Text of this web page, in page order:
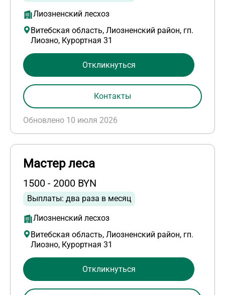
Лиозненский лесхоз
Витебская область, Лиозненский район, гп.
Лиозно, Курортная 31
Обновлено 10 июля 2026
Откликнуться
Контакты
Мастер леса
1500 - 2000 BYN
Выплаты: два раза в месяц
Лиозненский лесхоз
Витебская область, Лиозненский район, гп.
Лиозно, Курортная 31
Откликнуться